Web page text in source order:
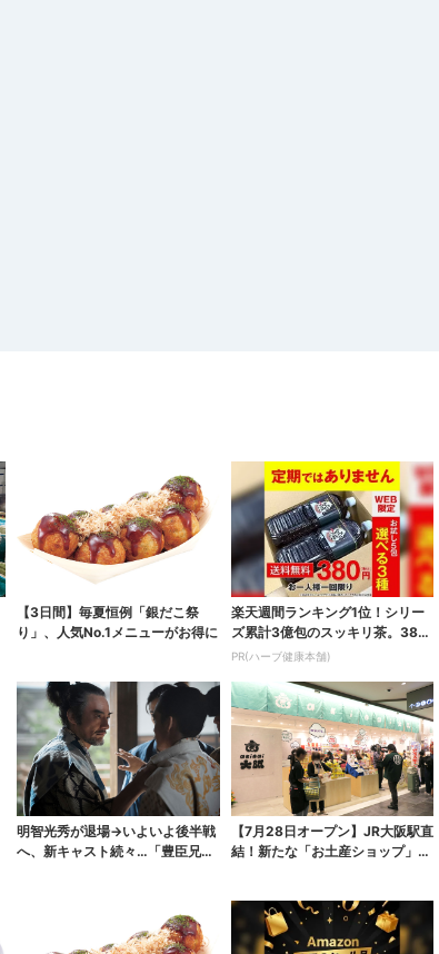
【3日間】毎夏恒例「銀だこ祭
り」、人気No.1メニューがお得に
楽天週間ランキング1位！シリー
ズ累計3億包のスッキリ茶。380
円でお試し
PR(ハーブ健康本舗)
明智光秀が退場→いよいよ後半戦
へ、新キャスト続々…「豊臣兄
【7月28日オープン】JR大阪駅直
結！新たな「お土産ショップ」、